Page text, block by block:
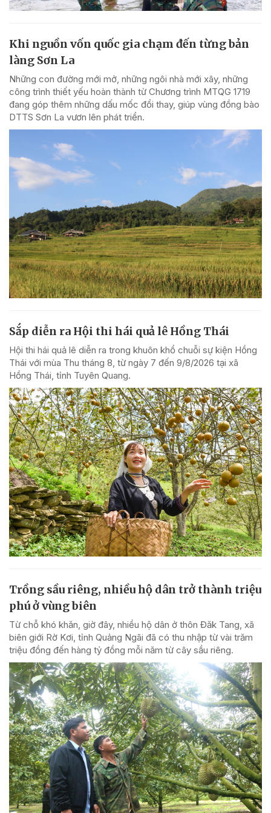
Khi nguồn vốn quốc gia chạm đến từng bản
làng Sơn La
Những con đường mới mở, những ngôi nhà mới xây, những
công trình thiết yếu hoàn thành từ Chương trình MTQG 1719
đang góp thêm những dấu mốc đổi thay, giúp vùng đồng bào
DTTS Sơn La vươn lên phát triển.
Sắp diễn ra Hội thi hái quả lê Hồng Thái
Hội thi hái quả lê diễn ra trong khuôn khổ chuỗi sự kiện Hồng
Thái với mùa Thu tháng 8, từ ngày 7 đến 9/8/2026 tại xã
Hồng Thái, tỉnh Tuyên Quang.
Trồng sầu riêng, nhiều hộ dân trở thành triệu
phú ở vùng biên
Từ chỗ khó khăn, giờ đây, nhiều hộ dân ở thôn Đăk Tang, xã
biên giới Rờ Kơi, tỉnh Quảng Ngãi đã có thu nhập từ vài trăm
triệu đồng đến hàng tỷ đồng mỗi năm từ cây sầu riêng.